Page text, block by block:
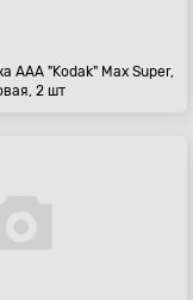
AAA "Kodak" Max Super,
2 шт